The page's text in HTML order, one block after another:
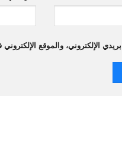
الإلكتروني، والموقع